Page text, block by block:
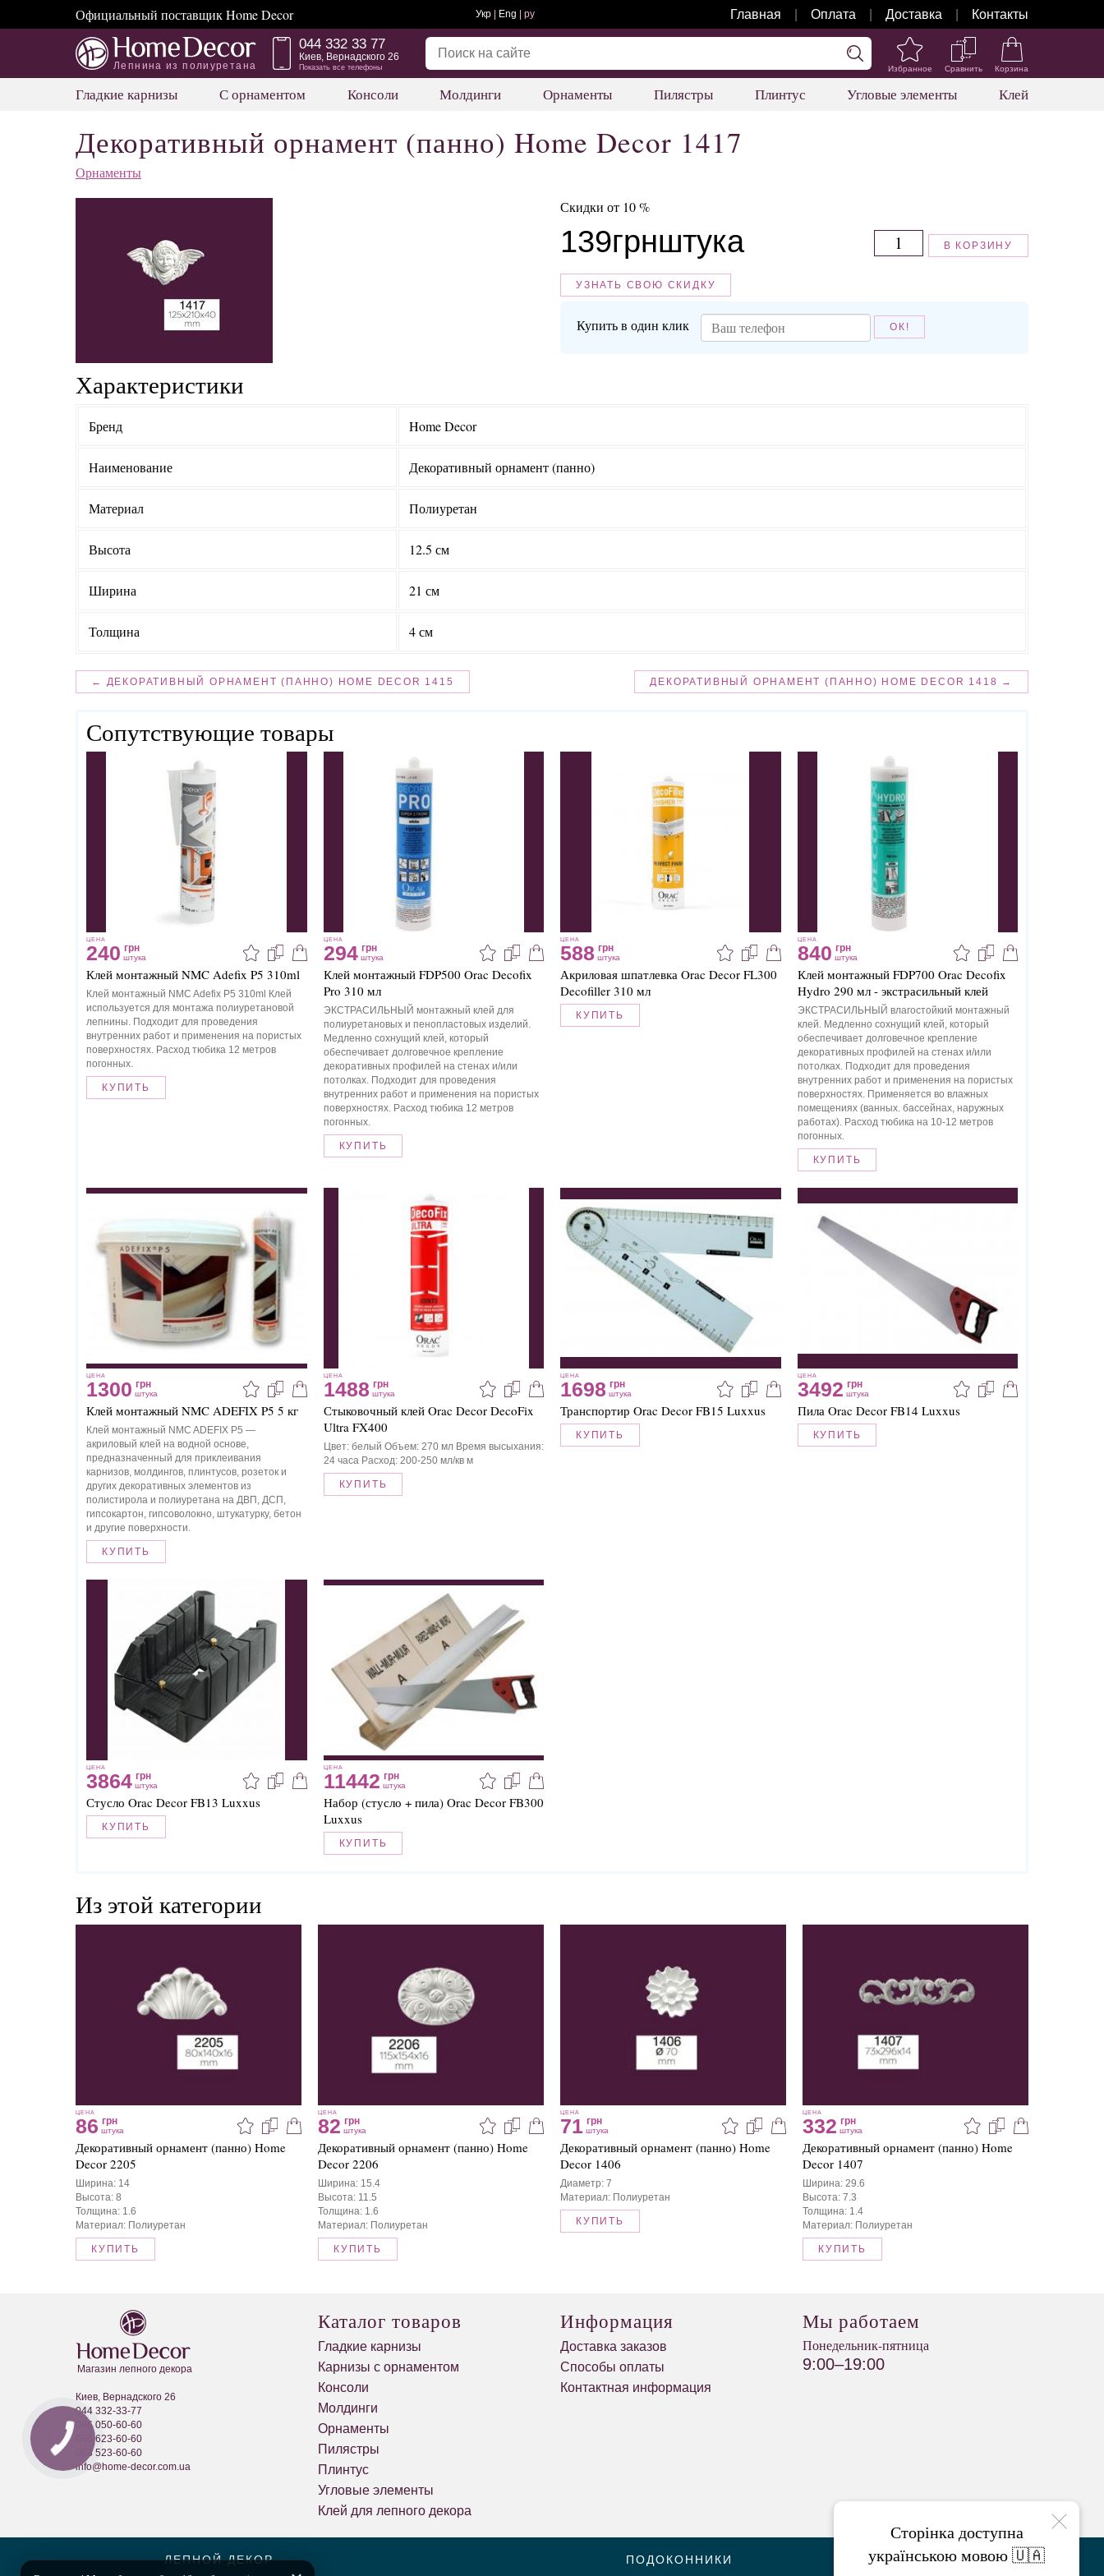
Официальный поставщик Home Decor Укр Eng | ру Главная Оплата Доставка Контакты
Лепнина из полиуретана
044 332 33 77
Киев, Вернадского 26
Показать все телефоны Избранное Сравнить Корзина
Гладкие карнизы С орнаментом Консоли Молдинги Орнаменты Пилястры Плинтус Угловые элементы Клей
Декоративный орнамент (панно) Home Decor 1417
Орнаменты
Скидки от 10 %
139грнштука В КОРЗИНУ
УЗНАТЬ СВОЮ СКИДКУ
Купить в один клик ОК!
Характеристики
Бренд Home Decor
Наименование Декоративный орнамент (панно)
Материал Полиуретан
Высота 12.5 см
Ширина 21 см
Толщина 4 см
← ДЕКОРАТИВНЫЙ ОРНАМЕНТ (ПАННО) HOME DECOR 1415 ДЕКОРАТИВНЫЙ ОРНАМЕНТ (ПАННО) HOME DECOR 1418 →
Сопутствующие товары
ЦЕНА
240 грн
штука
Клей монтажный NMC Adefix P5 310ml
Клей монтажный NMC Adefix P5 310ml Клей
используется для монтажа полиуретановой
лепнины. Подходит для проведения
внутренних работ и применения на пористых
поверхностях. Расход тюбика 12 метров
погонных.
КУПИТЬ
ЦЕНА
294 грн
штука
Клей монтажный FDP500 Orac Decofix
Pro 310 мл
ЭКСТРАСИЛЬНЫЙ монтажный клей для
полиуретановых и пенопластовых изделий.
Медленно сохнущий клей, который
обеспечивает долговечное крепление
декоративных профилей на стенах и/или
потолках. Подходит для проведения
внутренних работ и применения на пористых
поверхностях. Расход тюбика 12 метров
погонных.
КУПИТЬ
ЦЕНА
588 грн
штука
Акриловая шпатлевка Orac Decor FL300
Decofiller 310 мл
КУПИТЬ
ЦЕНА
840 грн
штука
Клей монтажный FDP700 Orac Decofix
Hydro 290 мл - экстрасильный клей
ЭКСТРАСИЛЬНЫЙ влагостойкий монтажный
клей. Медленно сохнущий клей, который
обеспечивает долговечное крепление
декоративных профилей на стенах и/или
потолках. Подходит для проведения
внутренних работ и применения на пористых
поверхностях. Применяется во влажных
помещениях (ванных. бассейнах, наружных
работах). Расход тюбика на 10-12 метров
погонных.
КУПИТЬ
ЦЕНА
1300 грн
штука
Клей монтажный NMC ADEFIX P5 5 кг
Клей монтажный NMC ADEFIX P5 —
акриловый клей на водной основе,
предназначенный для приклеивания
карнизов, молдингов, плинтусов, розеток и
других декоративных элементов из
полистирола и полиуретана на ДВП, ДСП,
гипсокартон, гипсоволокно, штукатурку, бетон
и другие поверхности.
КУПИТЬ
ЦЕНА
1488 грн
штука
Стыковочный клей Orac Decor DecoFix
Ultra FX400
Цвет: белый Объем: 270 мл Время высыхания:
24 часа Расход: 200-250 мл/кв м
КУПИТЬ
ЦЕНА
1698 грн
штука
Транспортир Orac Decor FB15 Luxxus
КУПИТЬ
ЦЕНА
3492 грн
штука
Пила Orac Decor FB14 Luxxus
КУПИТЬ
ЦЕНА
3864 грн
штука
Стусло Orac Decor FB13 Luxxus
КУПИТЬ
ЦЕНА
11442 грн
штука
Набор (стусло + пила) Orac Decor FB300
Luxxus
КУПИТЬ
Из этой категории
ЦЕНА
86 грн
штука
Декоративный орнамент (панно) Home
Decor 2205
Ширина: 14
Высота: 8
Толщина: 1.6
Материал: Полиуретан
КУПИТЬ
ЦЕНА
82 грн
штука
Декоративный орнамент (панно) Home
Decor 2206
Ширина: 15.4
Высота: 11.5
Толщина: 1.6
Материал: Полиуретан
КУПИТЬ
ЦЕНА
71 грн
штука
Декоративный орнамент (панно) Home
Decor 1406
Диаметр: 7
Материал: Полиуретан
КУПИТЬ
ЦЕНА
332 грн
штука
Декоративный орнамент (панно) Home
Decor 1407
Ширина: 29.6
Высота: 7.3
Толщина: 1.4
Материал: Полиуретан
КУПИТЬ
Магазин лепного декора
Киев, Вернадского 26
044 332-33-77
096 050-60-60
066 623-60-60
063 523-60-60
info@home-decor.com.ua
Каталог товаров
Гладкие карнизы
Карнизы с орнаментом
Консоли
Молдинги
Орнаменты
Пилястры
Плинтус
Угловые элементы
Клей для лепного декора
Информация
Доставка заказов
Способы оплаты
Контактная информация
Мы работаем
Понедельник-пятница
9:00–19:00
ЛЕПНОЙ ДЕКОР
ПОДОКОННИКИ
МАГАЗИНЫ
Сторінка доступна
українською мовою 🇺🇦